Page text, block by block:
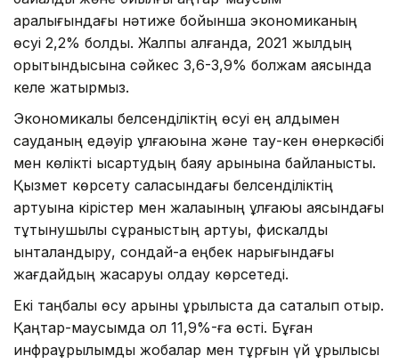
аралығындағы нәтиже бойынша экономиканың
өсуі 2,2% болды. Жалпы алғанда, 2021 жылдың
қорытындысына сәйкес 3,6-3,9% болжам аясында
келе жатырмыз.
Экономикалық белсенділіктің өсуі ең алдымен
сауданың едәуір ұлғаюына және тау-кен өнеркәсібі
мен көлікті қысқартудың баяу қарқынына байланысты.
Қызмет көрсету саласындағы белсенділіктің
артуына кірістер мен жалақының ұлғаюы аясындағы
тұтынушылық сұраныстың артуы, фискалдық
ынталандыру, сондай-ақ еңбек нарығындағы
жағдайдың жақсаруы қолдау көрсетеді.
Екі таңбалы өсу қарқыны құрылыста да сақталып отыр.
Қаңтар-маусымда ол 11,9%-ға өсті. Бұған
инфрақұрылымдық жобалар мен тұрғын үй құрылысы